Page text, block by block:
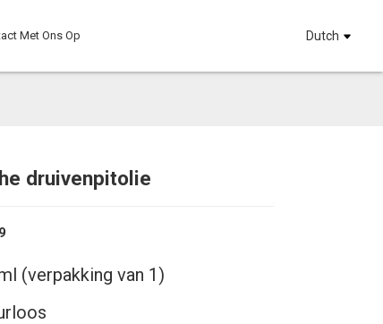
Met Ons Op Dutch
Loading...
Loading...
druivenpitolie
(verpakking van 1)